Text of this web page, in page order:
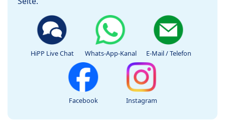
HiPP Live Chat Whats-App-Kanal E-Mail / Telefon
Facebook Instagram